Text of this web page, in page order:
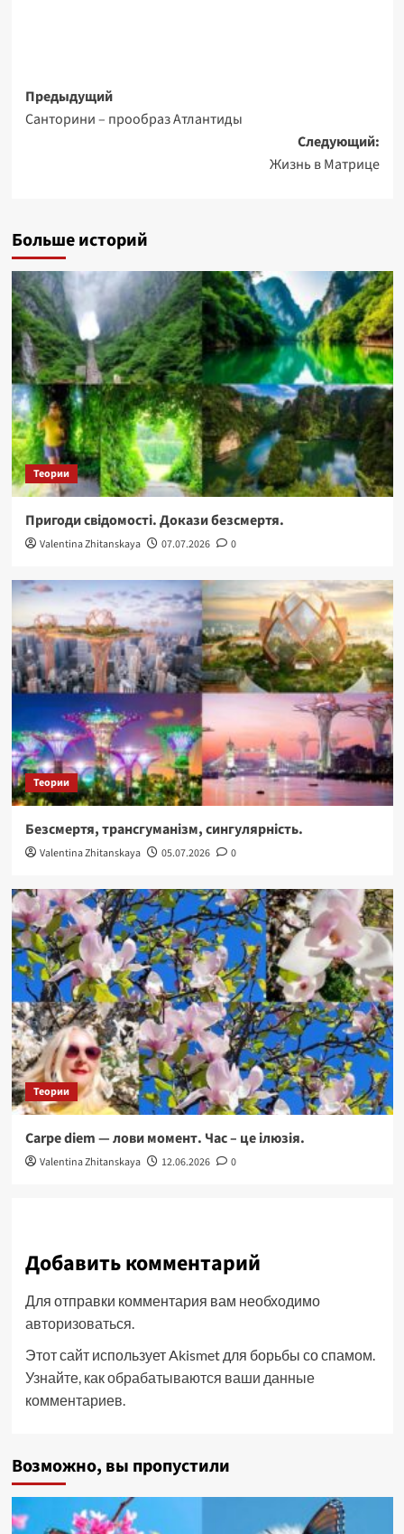
Навигация
записи
Предыдущий
Санторини – прообраз Атлантиды
Следующий:
Жизнь в Матрице
Больше историй
Теории
Пригоди свідомості. Докази безсмертя.
Valentina Zhitanskaya 07.07.2026 0
Теории
Безсмертя, трансгуманізм, сингулярність.
Valentina Zhitanskaya 05.07.2026 0
Теории
Carpe diem — лови момент. Час – це ілюзія.
Valentina Zhitanskaya 12.06.2026 0
Добавить комментарий
Для отправки комментария вам необходимо
авторизоваться
Этот сайт использует Akismet для борьбы со спамом.
Узнайте, как обрабатываются ваши данные
комментариев
Возможно, вы пропустили